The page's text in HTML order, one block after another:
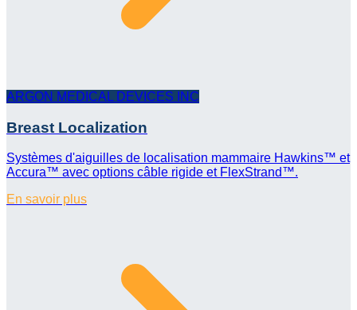
ARGON MEDICAL DEVICES INC
Breast Localization
Systèmes d'aiguilles de localisation mammaire Hawkins™ et
Accura™ avec options câble rigide et FlexStrand™.
En savoir plus